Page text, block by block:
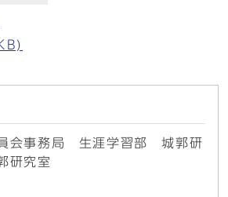
会事務局 生涯学習部 城郭研
研究室